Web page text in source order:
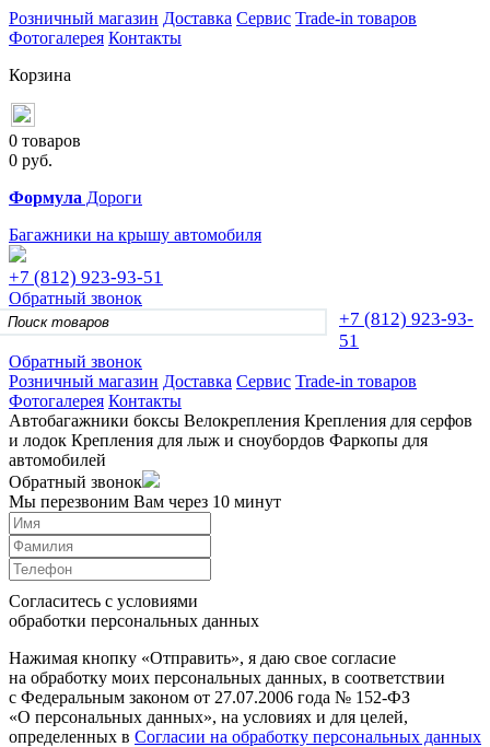
Розничный магазин Доставка Сервис Trade-in товаров
Фотогалерея Контакты
Корзина
0 товаров
0 руб.
Формула Дороги
Багажники на крышу автомобиля
+7 (812) 923-93-51
Обратный звонок
+7 (812) 923-93-
51
Обратный звонок
Розничный магазин Доставка Сервис Trade-in товаров
Фотогалерея Контакты
Автобагажники боксы Велокрепления Крепления для серфов
и лодок Крепления для лыж и сноубордов Фаркопы для
автомобилей
Обратный звонок
Мы перезвоним Вам через 10 минут
Согласитесь с условиями
обработки персональных данных
Нажимая кнопку «Отправить», я даю свое согласие
на обработку моих персональных данных, в соответствии
с Федеральным законом от 27.07.2006 года № 152-ФЗ
«О персональных данных», на условиях и для целей,
определенных в Согласии на обработку персональных данных